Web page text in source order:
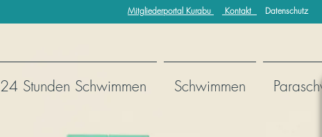
Mitgliederportal Kurabu Kontakt Datenschutz
24 Stunden Schwimmen Schwimmen